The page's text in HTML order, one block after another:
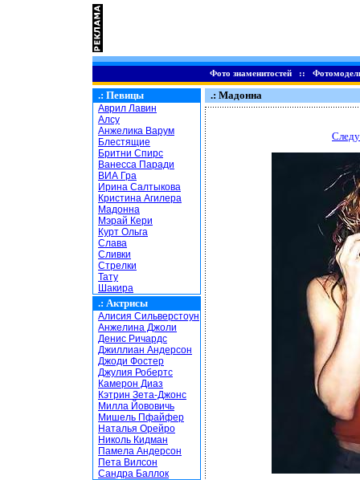
Фото знаменитостей::
.: Певицы
Аврил Лавин
Алсу
Анжелика Варум
Блестящие
Бритни Спирс
Ванесса Паради
ВИА Гра
Ирина Салтыкова
Кристина Агилера
Мадонна
Мэрай Кери
Курт Ольга
Слава
Сливки
Стрелки
Тату
Шакира
.: Актрисы
Алисия Сильверстоун
Анжелина Джоли
Денис Ричардс
Джиллиан Андерсон
Джоди Фостер
Джулия Робертс
Камерон Диаз
Кэтрин Зета-Джонс
Милла Йововичь
Мишель Пфайфер
Наталья Орейро
Николь Кидман
Памела Андерсон
Пета Вилсон
Сандра Баллок
.: Мадонна